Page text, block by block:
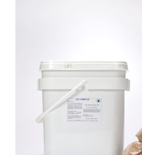
수질관리
기술정보자료